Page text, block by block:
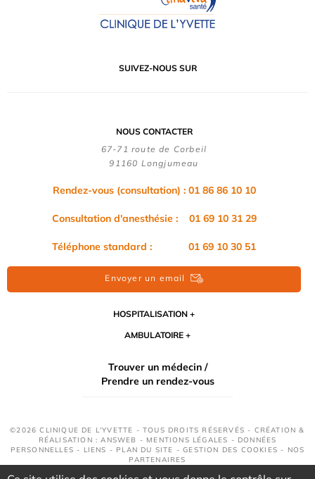
SUIVEZ-NOUS SUR
NOUS CONTACTER
67-71 route de Corbeil
91160 Longjumeau
Rendez-vous (consultation) : 01 86 86 10 10
Consultation d'anesthésie : 01 69 10 31 29
Téléphone standard : 01 69 10 30 51
Envoyer un email
HOSPITALISATION
AMBULATOIRE
Trouver un médecin /
Prendre un rendez-vous
©2026 CLINIQUE DE L'YVETTE - TOUS DROITS RÉSERVÉS - CRÉATION &
RÉALISATION : ANSWEB - MENTIONS LÉGALES - DONNÉES
PERSONNELLES - LIENS - PLAN DU SITE -GESTION DES COOKIES - NOS
PARTENAIRES